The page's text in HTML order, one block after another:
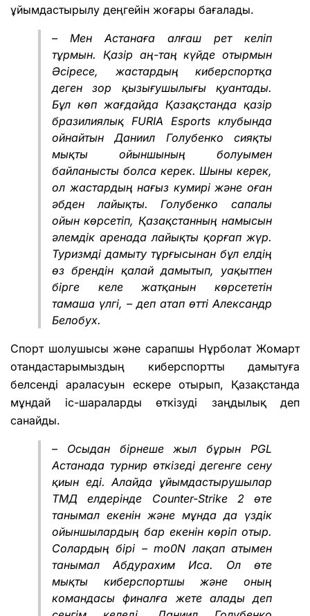
ұйымдастырылу деңгейін жоғары бағалады.
– Мен Астанаға алғаш рет келіп
тұрмын. Қазір аң-таң күйде отырмын
Әсіресе, жастардың киберспортқа
деген зор қызығушылығы қуантады.
Бұл көп жағдайда Қазақстанда қазір
бразилиялық FURIA Esports клубында
ойнайтын Даниил Голубенко сияқты
мықты ойыншының болуымен
байланысты болса керек.Шыны керек,
ол жастардың нағыз кумирі және оған
әбден лайықты. Голубенко сапалы
ойын көрсетіп, Қазақстанның намысын
әлемдік аренада лайықты қорғап жүр.
Туризмді дамыту тұрғысынан бұл елдің
өз брендін қалай дамытып, уақытпен
бірге келе жатқанын көрсететін
тамаша үлгі, – деп атап өтті Александр
Белобух.
Спорт шолушысы және сарапшы Нұрболат Жомарт
отандастарымыздың киберспортты дамытуға
белсенді араласуын ескере отырып, Қазақстанда
мұндай іс-шараларды өткізуді заңдылық деп
санайды.
– Осыдан бірнеше жыл бұрын PGL
Астанада турнир өткізеді дегенге сену
қиын еді. Алайда ұйымдастырушылар
ТМД елдерінде Counter-Strike 2 өте
танымал екенін және мұнда да үздік
ойыншылардың бар екенін көріп отыр.
Солардың бірі – mo0N лақап атымен
танымал Абдурахим Иса. Ол өте
мықты киберспортшы және оның
командасы финалға жете алады деп